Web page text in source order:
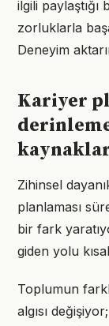
ilgili paylaştığı
zorluklarla
Deneyim
Kariyer
Zihinsel
planlaması
bir fark
giden yolu
Toplumun
algısı